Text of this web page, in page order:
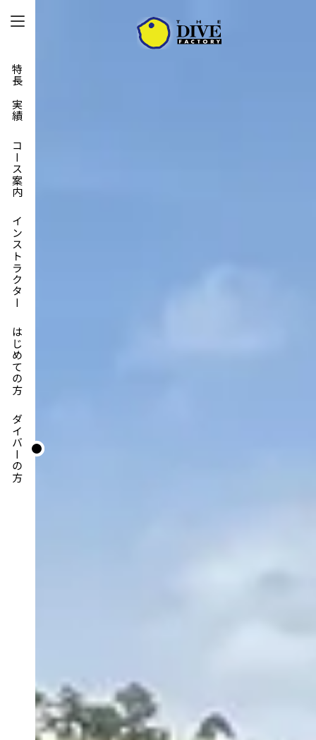
特長と実績
コース案内
インストラクター
はじめての方
ダイバーの方